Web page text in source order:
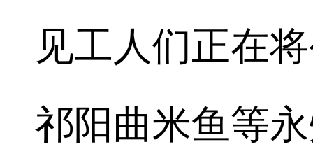
见工人们正在
祁阳曲米鱼等